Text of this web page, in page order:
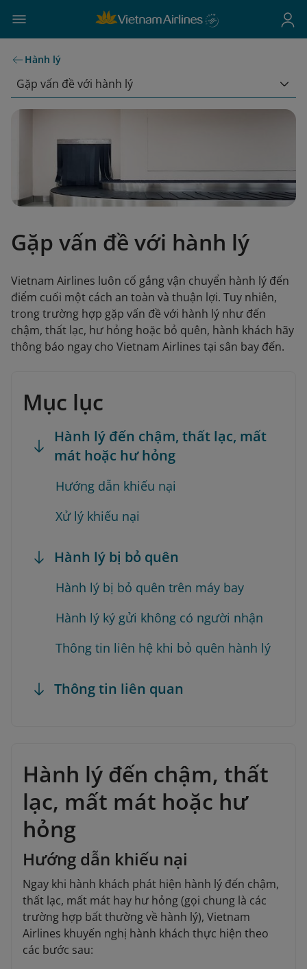
Hành lý
Gặp vấn đề với hành lý
Gặp vấn đề với hành lý
Vietnam Airlines luôn cố gắng vận chuyển hành lý đến
điểm cuối một cách an toàn và thuận lợi. Tuy nhiên,
trong trường hợp gặp vấn đề với hành lý như đến
chậm, thất lạc, hư hỏng hoặc bỏ quên, hành khách hãy
thông báo ngay cho Vietnam Airlines tại sân bay đến.
Mục lục
Hành lý đến chậm, thất lạc, mất
mát hoặc hư hỏng
Hướng dẫn khiếu nại
Xử lý khiếu nại
Hành lý bị bỏ quên
Hành lý bị bỏ quên trên máy bay
Hành lý ký gửi không có người nhận
Thông tin liên hệ khi bỏ quên hành lý
Thông tin liên quan
Hành lý đến chậm, thất
lạc, mất mát hoặc hư
hỏng
Hướng dẫn khiếu nại
Ngay khi hành khách phát hiện hành lý đến chậm,
thất lạc, mất mát hay hư hỏng (gọi chung là các
trường hợp bất thường về hành lý), Vietnam
Airlines khuyến nghị hành khách thực hiện theo
các bước sau: